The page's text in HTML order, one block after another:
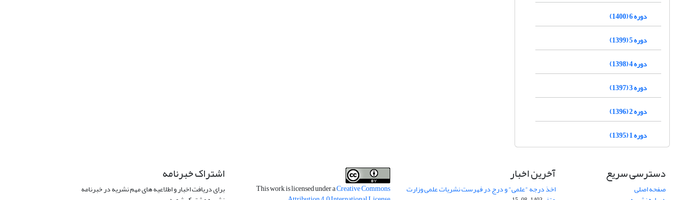
دوره 6 (1400)
دوره 5 (1399)
دوره 4 (1398)
دوره 3 (1397)
دوره 2 (1396)
دوره 1 (1395)
دسترسی سریع
صفحه اصلی
آخرین اخبار
اخذ درجه "علمی" و درج در فهرست نشریات علمی وزارت This work is licensed under aCreative Commons
اشتراک خبرنامه
برای دریافت اخبار و اطلاعیه های مهم نشریه در خبرنامه